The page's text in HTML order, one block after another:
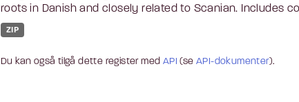
roots in Danish and closely related to Scanian. Includes
ZIP
Du kan også tilgå dette register med API (seAPI-dokumenter).